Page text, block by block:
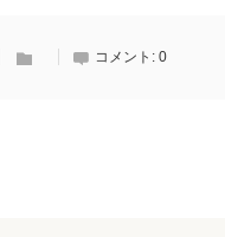
コメント: 0